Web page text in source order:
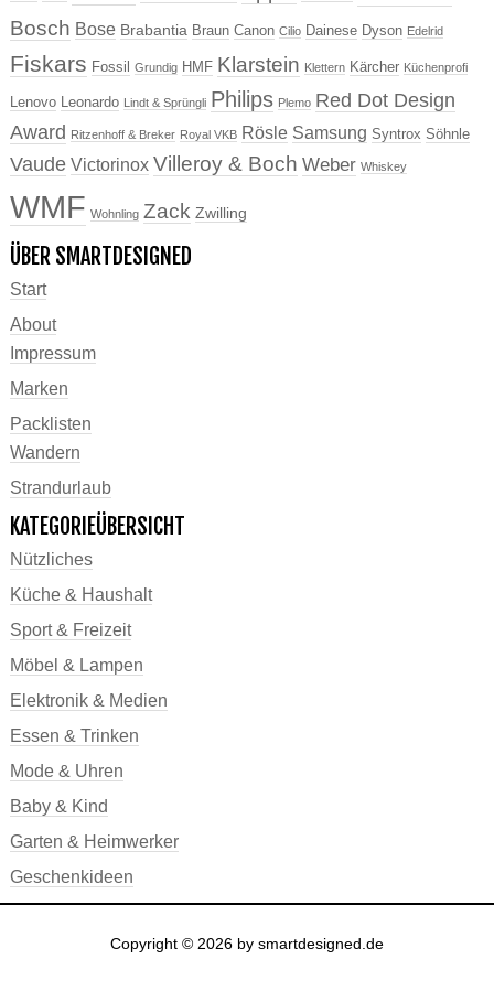
Bosch Bose Brabantia Braun Canon Cilio Dainese Dyson Edelrid
Fiskars Fossil Grundig HMF Klarstein Klettern Kärcher Küchenprofi
Lenovo Leonardo Lindt & Sprüngli Philips Plemo Red Dot Design
Award Ritzenhoff & Breker Royal VKB Rösle Samsung Syntrox Söhnle
Vaude Victorinox Villeroy & Boch Weber Whiskey
WMF Wohnling Zack Zwilling
ÜBER SMARTDESIGNED
Start
About
Impressum
Marken
Packlisten
Wandern
Strandurlaub
KATEGORIEÜBERSICHT
Nützliches
Küche & Haushalt
Sport & Freizeit
Möbel & Lampen
Elektronik & Medien
Essen & Trinken
Mode & Uhren
Baby & Kind
Garten & Heimwerker
Geschenkideen
Copyright © 2026 by smartdesigned.de